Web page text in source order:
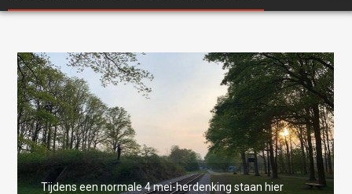
Tijdens een normale 4 mei-herdenking staan hier